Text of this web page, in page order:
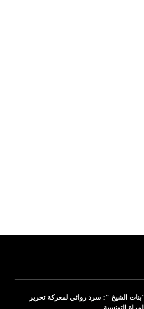
الشيخ ": سرد روائي لمعركة تحرير